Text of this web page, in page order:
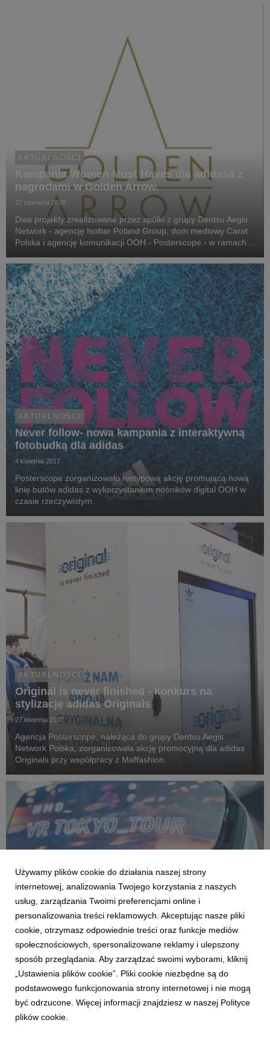
AKTUALNOŚCI
Kampania Women Must Haves dla adidasa z
nagrodami w Golden Arrow.
27 czerwca 2018
Dwa projekty zrealizowane przez spółki z grupy Dentsu Aegis
Network - agencję Isobar Poland Group, dom mediowy Carat
Polska i agencję komunikacji OOH - Posterscope - w ramach
nagrodzone w konkursie efektywności i innowa...
AKTUALNOŚCI
Never follow- nowa kampania z interaktywną
fotobudką dla adidas
4 kwietnia 2017
Posterscope zorganizowało nietypową akcję promującą nową
linię butów adidas z wykorzystaniem nośników digital OOH w
czasie rzeczywistym.
AKTUALNOŚCI
Original is never finished - konkurs na
stylizację adidas Originals
27 kwietnia 2017
Agencja Posterscope, należąca do grupy Dentsu Aegis
Network Polska, zorganizowała akcję promocyjną dla adidas
Originals przy współpracy z Maffashion.
CASE STUDIES
Adidas - "NMD VR Tokyo Tour" Case Study
23 kwietnia 2018
Zamiast jedynie mówić o nowych, technologicznie
zaawansowanych butach adidas NMD, postanowiliśmy
przenieść konsumentów podczas wirtualnego spaceru w
Używamy plików cookie do działania naszej strony
internetowej, analizowania Twojego korzystania z naszych
usług, zarządzania Twoimi preferencjami online i
personalizowania treści reklamowych. Akceptując nasze pliki
cookie, otrzymasz odpowiednie treści oraz funkcje mediów
społecznościowych, spersonalizowane reklamy i ulepszony
sposób przeglądania. Aby zarządzać swoimi wyborami, kliknij
„Ustawienia plików cookie”. Pliki cookie niezbędne są do
podstawowego funkcjonowania strony internetowej i nie mogą
być odrzucone. Więcej informacji znajdziesz w naszej Polityce
plików cookie.